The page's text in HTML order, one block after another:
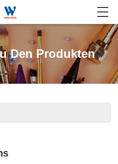
Den Produkten